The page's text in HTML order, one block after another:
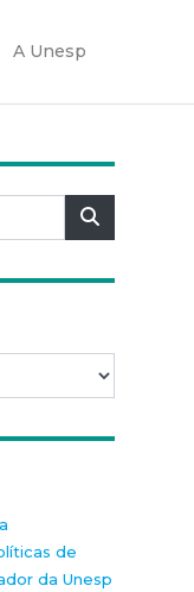
A Unesp
de
da Unesp